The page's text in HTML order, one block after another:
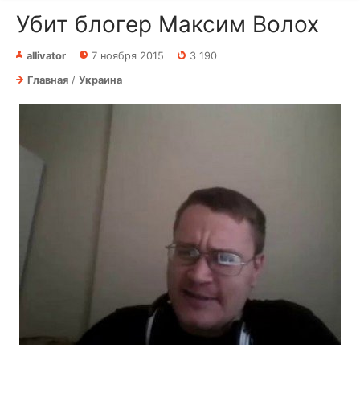
Убит блогер Максим Волох
allivator 7 ноября 2015
3 190
Главная / Украина